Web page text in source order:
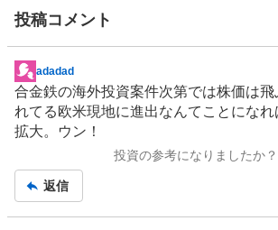
い
い
1
0
0
%
い
た
投稿コメント
掲
示
板
記
adadad
合金鉄の海外投資案件次第では株価は
れてる欧米現地に進出なんてことにな
拡大。ウン！
投資の参考になりましたか？
返信